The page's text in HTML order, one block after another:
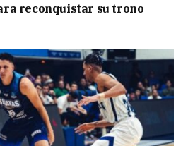
reconquistar su trono